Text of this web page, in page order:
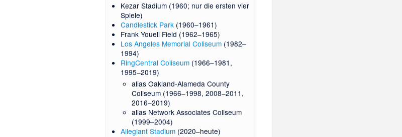
Kezar Stadium(1960; nur die ersten vier
Spiele)
Candlestick Park(1960–1961)
Frank Youell Field (1962–1965)
Los Angeles Memorial Coliseum(1982–
1994)
RingCentral Coliseum(1966–1981,
1995–2019)
alias Oakland-Alameda County
Coliseum (1966–1998, 2008–2011,
2016–2019)
alias Network Associates Coliseum
(1999–2004)
Allegiant Stadium(2020–heute)